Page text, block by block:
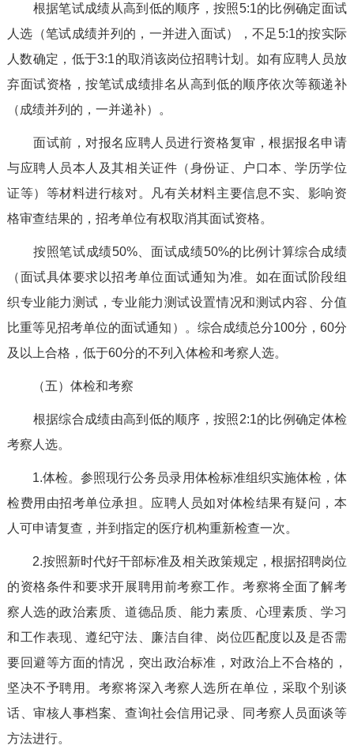
根据笔试成绩从高到低的顺序，按照5:1的比例确定面试
人选（笔试成绩并列的，一并进入面试），不足5:1的按实际
人数确定，低于3:1的取消该岗位招聘计划。如有应聘人员放
弃面试资格，按笔试成绩排名从高到低的顺序依次等额递补
（成绩并列的，一并递补）。
面试前，对报名应聘人员进行资格复审，根据报名申请
与应聘人员本人及其相关证件（身份证、户口本、学历学位
证等）等材料进行核对。凡有关材料主要信息不实、影响资
格审查结果的，招考单位有权取消其面试资格。
按照笔试成绩50%、面试成绩50%的比例计算综合成绩
（面试具体要求以招考单位面试通知为准。如在面试阶段组
织专业能力测试，专业能力测试设置情况和测试内容、分值
比重等见招考单位的面试通知）。综合成绩总分100分，60分
及以上合格，低于60分的不列入体检和考察人选。
（五）体检和考察
根据综合成绩由高到低的顺序，按照2:1的比例确定体检
考察人选。
1.体检。参照现行公务员录用体检标准组织实施体检，体
检费用由招考单位承担。应聘人员如对体检结果有疑问，本
人可申请复查，并到指定的医疗机构重新检查一次。
2.按照新时代好干部标准及相关政策规定，根据招聘岗位
的资格条件和要求开展聘用前考察工作。考察将全面了解考
察人选的政治素质、道德品质、能力素质、心理素质、学习
和工作表现、遵纪守法、廉洁自律、岗位匹配度以及是否需
要回避等方面的情况，突出政治标准，对政治上不合格的，
坚决不予聘用。考察将深入考察人选所在单位，采取个别谈
话、审核人事档案、查询社会信用记录、同考察人员面谈等
方法进行。